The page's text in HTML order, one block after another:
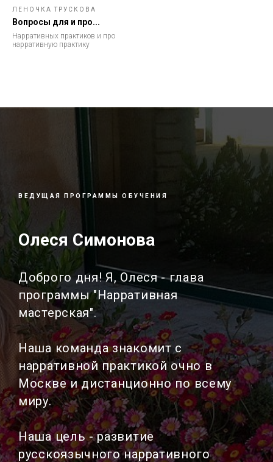
ЛЕНОЧКА ТРУСКОВА
Вопросы для и про...
Нарративных практиков и про
нарративную практику
ВЕДУЩАЯ ПРОГРАММЫ ОБУЧЕНИЯ
Олеся Симонова
Доброго дня! Я, Олеся - глава
программы "Нарративная
мастерская".
Наша команда знакомит с
нарративной практикой очно в
Москве и дистанционно по всему
миру.
Наша цель - развитие
русскоязычного нарративного